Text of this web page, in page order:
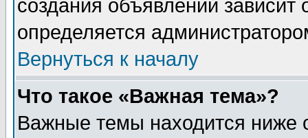
создания объявлений зависит
определяется
Вернуться к началу
Что такое «Важная тема»?
Важные темы находится ниже